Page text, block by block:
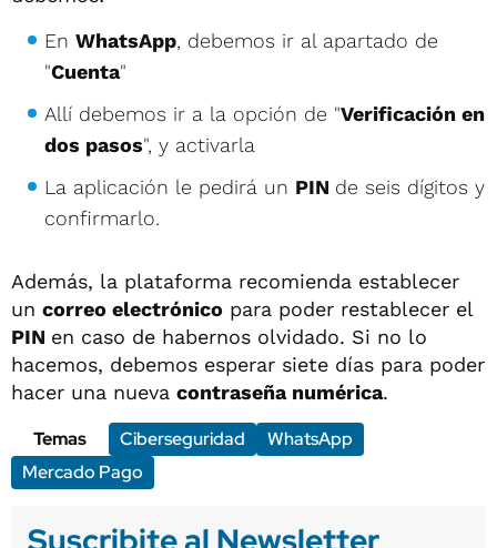
En WhatsApp, debemos ir al apartado de
"Cuenta"
Allí debemos ir a la opción de "Verificación en
dos pasos", y activarla
La aplicación le pedirá un PIN de seis dígitos y
confirmarlo.
Además, la plataforma recomienda establecer
un correo electrónico para poder restablecer el
PIN en caso de habernos olvidado. Si no lo
hacemos, debemos esperar siete días para poder
hacer una nueva contraseña numérica.
Temas
Ciberseguridad
WhatsApp
Mercado Pago